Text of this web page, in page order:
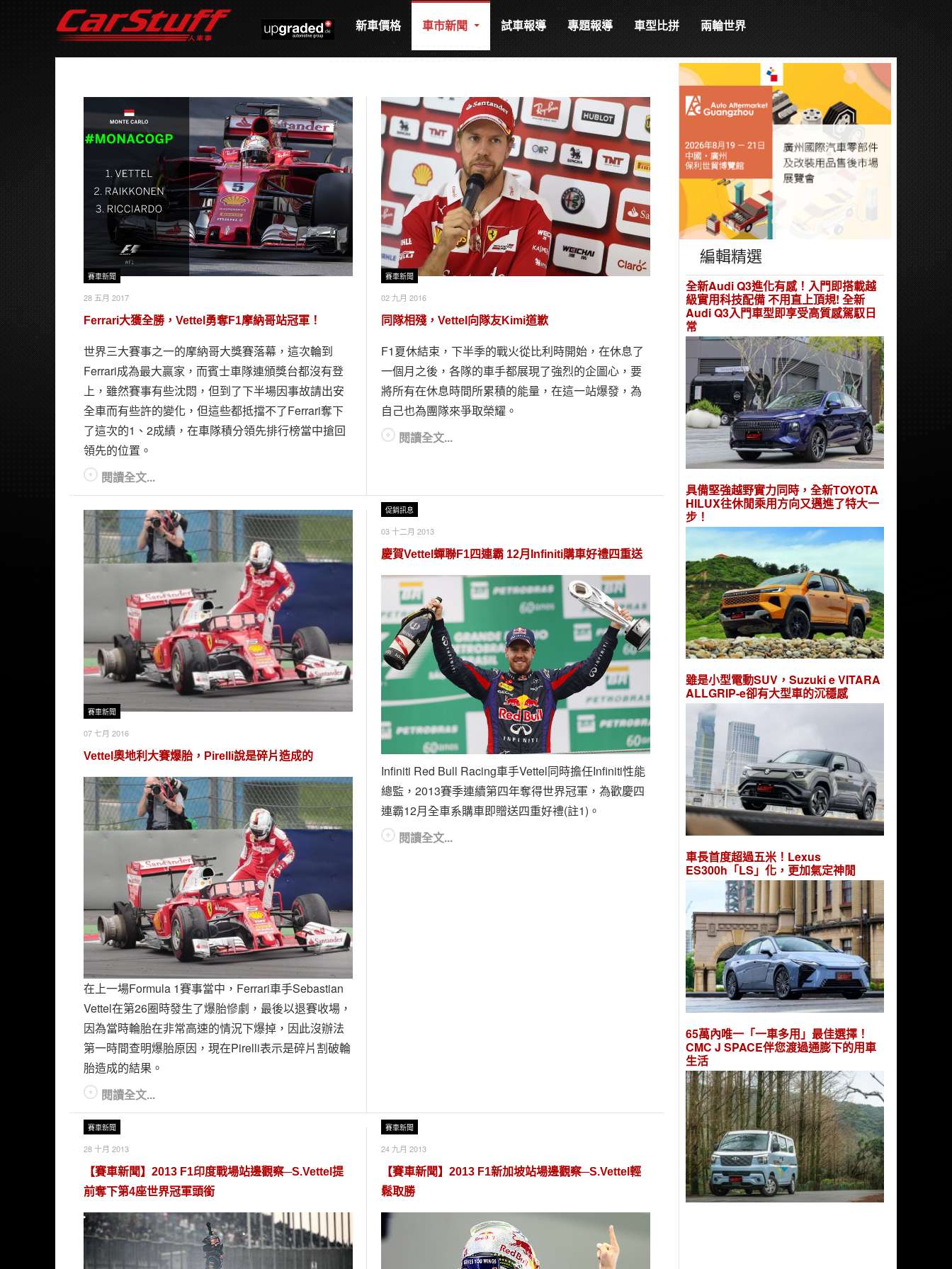
新車價格 車市新聞 試車報導 專題報導 車型比拼 兩輪世界
賽車新聞
28 五月 2017
Ferrari大獲全勝，Vettel勇奪F1摩納哥站冠軍！
世界三大賽事之一的摩納哥大獎賽落幕，這次輪到
Ferrari成為最大贏家，而賓士車隊連頒獎台都沒有登
上，雖然賽事有些沈悶，但到了下半場因事故請出安
全車而有些許的變化，但這些都抵擋不了Ferrari奪下
了這次的1、2成績，在車隊積分領先排行榜當中搶回
領先的位置。
閱讀全文...
賽車新聞
02 九月 2016
同隊相殘，Vettel向隊友Kimi道歉
F1夏休結束，下半季的戰火從比利時開始，在休息了
一個月之後，各隊的車手都展現了強烈的企圖心，要
將所有在休息時間所累積的能量，在這一站爆發，為
自己也為團隊來爭取榮耀。
閱讀全文...
賽車新聞
07 七月 2016
Vettel奧地利大賽爆胎，Pirelli說是碎片造成的
在上一場Formula 1賽事當中，Ferrari車手Sebastian
Vettel在第26圈時發生了爆胎慘劇，最後以退賽收場，
因為當時輪胎在非常高速的情況下爆掉，因此沒辦法
第一時間查明爆胎原因，現在Pirelli表示是碎片割破輪
胎造成的結果。
閱讀全文...
促銷訊息
03 十二月 2013
慶賀Vettel蟬聯F1四連霸 12月Infiniti購車好禮四重送
Infiniti Red Bull Racing車手Vettel同時擔任Infiniti性能
總監，2013賽季連續第四年奪得世界冠軍，為歡慶四
連霸12月全車系購車即贈送四重好禮(註1)。
閱讀全文...
賽車新聞
28 十月 2013
【賽車新聞】2013 F1印度戰場站邊觀察─S.Vettel提
前奪下第4座世界冠軍頭銜
賽車新聞
24 九月 2013
【賽車新聞】2013 F1新加坡站場邊觀察─S.Vettel輕
鬆取勝
編輯精選
全新Audi Q3進化有感！入門即搭載越
級實用科技配備 不用直上頂規! 全新
Audi Q3入門車型即享受高質感駕馭日
常
具備堅強越野實力同時，全新TOYOTA
HILUX往休閒乘用方向又邁進了特大一
步！
雖是小型電動SUV，Suzuki e VITARA
ALLGRIP-e卻有大型車的沉穩感
車長首度超過五米！Lexus
ES300h「LS」化，更加氣定神閒
65萬內唯一「一車多用」最佳選擇！
CMC J SPACE伴您渡過通膨下的用車
生活